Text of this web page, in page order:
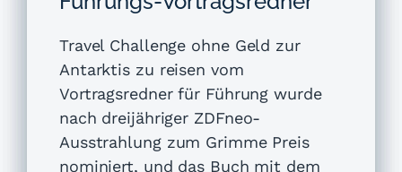
Travel Challenge ohne Geld zur
Antarktis zu reisen vom
Vortragsredner für Führung wurde
nach dreijähriger ZDFneo-
Ausstrahlungzum Grimme Preis
nominiert, und das Buch mit dem